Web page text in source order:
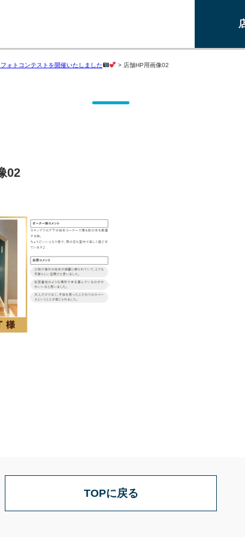
フォトコンテストを開催いたしました > 店舗HP用画像02
02
TOPに戻る